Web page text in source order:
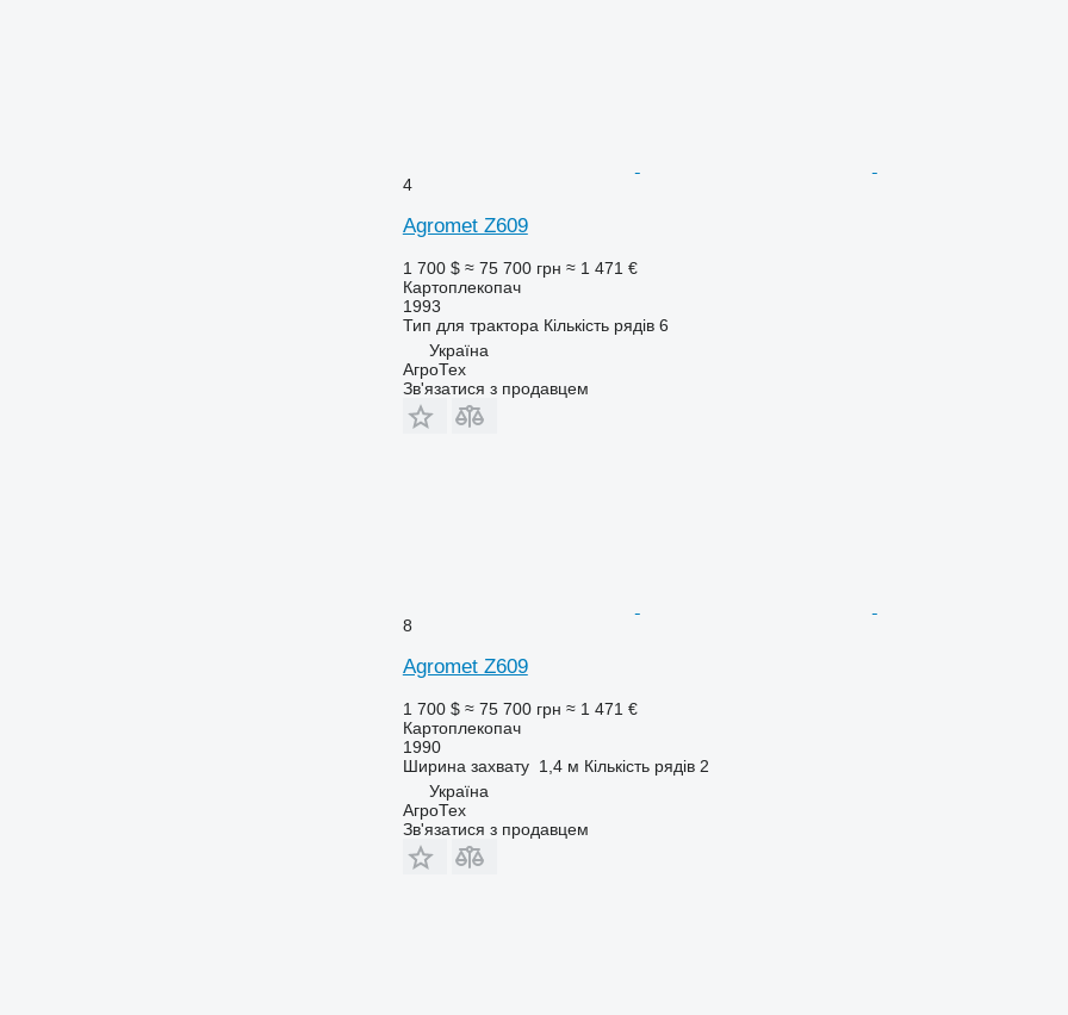
4
Agromet Z609
1 700 $ ≈ 75 700 грн ≈ 1 471 €
Картоплекопач
1993
Тип для трактора Кількість рядів 6
Україна
АгроТех
Зв'язатися з продавцем
8
Agromet Z609
1 700 $ ≈ 75 700 грн ≈ 1 471 €
Картоплекопач
1990
Ширина захвату 1,4 м Кількість рядів 2
Україна
АгроТех
Зв'язатися з продавцем